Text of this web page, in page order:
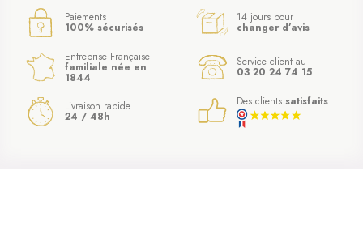
Paiements
100% sécurisés
14 jours pour
changer d’avis
Entreprise Française
familiale née en
1844
Service client au
03 20 24 74 15
Livraison rapide
24 / 48h
Des clients satisfaits